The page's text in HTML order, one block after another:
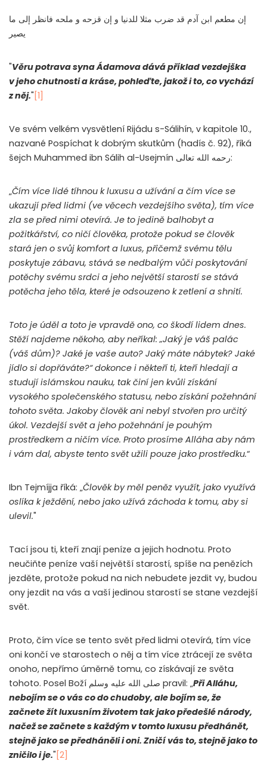
إن مطعم ابن آدم قد ضرب مثلا للدنيا و إن قزحه و ملحه فانظر إلى ما
يصير
"Věru potrava syna Ádamova dává příklad vezdejška
v jeho chutnosti a kráse, pohleďte, jakož i to, co vychází
z něj." [1]
Ve svém velkém vysvětlení Rijádu s-Sálihín, v kapitole 10.,
nazvané Pospíchat k dobrým skutkům (hadís č. 92), říká
šejch Muhammed ibn Sálih al-Usejmín رحمه الله تعالى:
„Čím více lidé tíhnou k luxusu a užívání a čím více se
ukazují před lidmi (ve věcech vezdejšího světa), tím více
zla se před nimi otevírá. Je to jedině balhobyt a
požitkářství, co ničí člověka, protože pokud se člověk
stará jen o svůj komfort a luxus, přičemž svému tělu
poskytuje zábavu, stává se nedbalým vůči poskytování
potěchy svému srdci a jeho největší starostí se stává
potěcha jeho těla, které je odsouzeno k zetlení a shnití.
Toto je úděl a toto je vpravdě ono, co škodí lidem dnes.
Stěží najdeme někoho, aby neříkal: „Jaký je váš palác
(váš dům)? Jaké je vaše auto? Jaký máte nábytek? Jaké
jídlo si dopřáváte?“ dokonce i někteří ti, kteří hledají a
studují islámskou nauku, tak činí jen kvůli získání
vysokého společenského statusu, nebo získání požehnání
tohoto světa. Jakoby člověk ani nebyl stvořen pro určitý
úkol. Vezdejší svět a jeho požehnání je pouhým
prostředkem a ničím více. Proto prosíme Alláha aby nám
i vám dal, abyste tento svět užili pouze jako prostředku.“
Ibn Tejmíjja říká: „Člověk by měl peněz využít, jako využívá
oslíka k ježdění, nebo jako užívá záchoda k tomu, aby si
ulevil."
Tací jsou ti, kteří znají peníze a jejich hodnotu. Proto
neučiňte peníze vaší největší starostí, spíše na penězích
jezděte, protože pokud na nich nebudete jezdit vy, budou
ony jezdit na vás a vaší jedinou starostí se stane vezdejší
svět.
Proto, čím více se tento svět před lidmi otevírá, tím více
oni končí ve starostech o něj a tím více ztrácejí ze světa
onoho, nepřímo úměrně tomu, co získávají ze světa
tohoto. Posel Boží صلى الله عليه وسلم pravil: „Při Alláhu,
nebojím se o vás co do chudoby, ale bojím se, že
začnete žít luxusním životem tak jako předešlé národy,
načež se začnete s každým v tomto luxusu předhánět,
stejně jako se předháněli i oni. Zničí vás to, stejně jako to
zničilo i je." [2]